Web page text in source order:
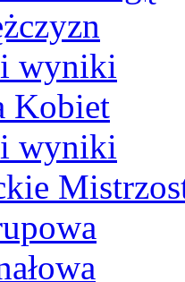
wyniki
Kobiet
wyniki